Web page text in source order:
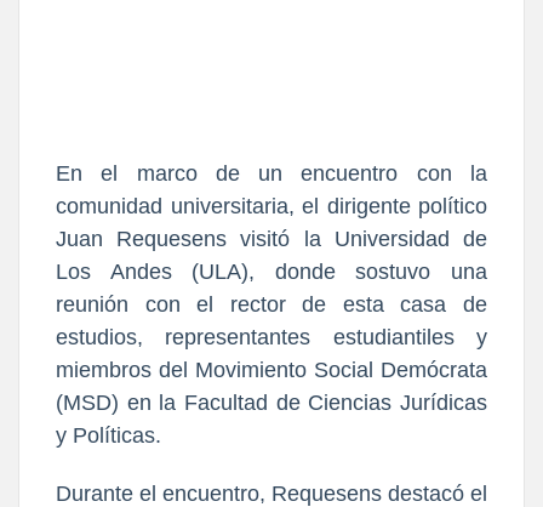
En el marco de un encuentro con la
comunidad universitaria, el dirigente político
Juan Requesens visitó la Universidad de
Los Andes (ULA), donde sostuvo una
reunión con el rector de esta casa de
estudios, representantes estudiantiles y
miembros del Movimiento Social Demócrata
(MSD) en la Facultad de Ciencias Jurídicas
y Políticas.
Durante el encuentro, Requesens destacó el